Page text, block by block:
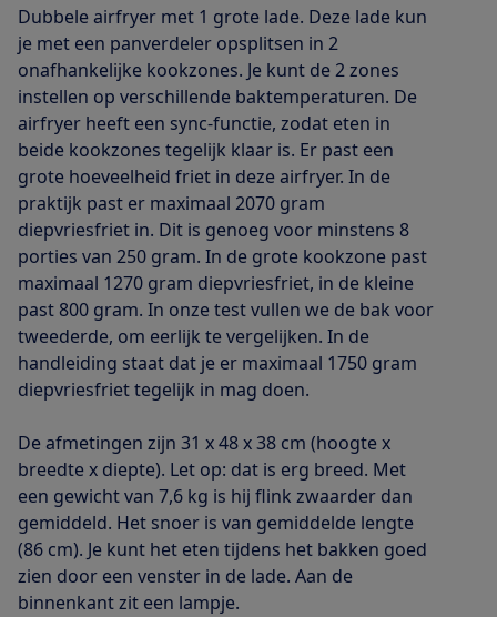
Dubbele airfryer met 1 grote lade. Deze lade kun
je met een panverdeler opsplitsen in 2
onafhankelijke kookzones. Je kunt de 2 zones
instellen op verschillende baktemperaturen. De
airfryer heeft een sync-functie, zodat eten in
beide kookzones tegelijk klaar is. Er past een
grote hoeveelheid friet in deze airfryer. In de
praktijk past er maximaal 2070 gram
diepvriesfriet in. Dit is genoeg voor minstens 8
porties van 250 gram. In de grote kookzone past
maximaal 1270 gram diepvriesfriet, in de kleine
past 800 gram. In onze test vullen we de bak voor
tweederde, om eerlijk te vergelijken. In de
handleiding staat dat je er maximaal 1750 gram
diepvriesfriet tegelijk in mag doen.
De afmetingen zijn 31 x 48 x 38 cm (hoogte x
breedte x diepte). Let op: dat is erg breed. Met
een gewicht van 7,6 kg is hij flink zwaarder dan
gemiddeld. Het snoer is van gemiddelde lengte
(86 cm). Je kunt het eten tijdens het bakken goed
zien door een venster in de lade. Aan de
binnenkant zit een lampje.